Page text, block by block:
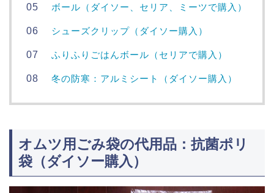
ボール（ダイソー、セリア、ミーツで購入）
シューズクリップ（ダイソー購入）
ふりふりごはんボール（セリアで購入）
冬の防寒：アルミシート（ダイソー購入）
オムツ用ごみ袋の代用品：抗菌ポリ
袋（ダイソー購入）